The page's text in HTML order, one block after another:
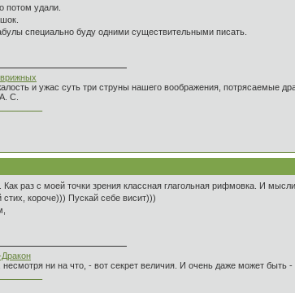
потом удали.
специально буду одними существительными писать.
и ужас суть три струны нашего воображения, потрясаемые
С.
Как раз с моей точки зрения классная глагольная рифмовка. И
короче))) Пускай себе висит)))
ни на что, - вот секрет величия. И очень даже может быть